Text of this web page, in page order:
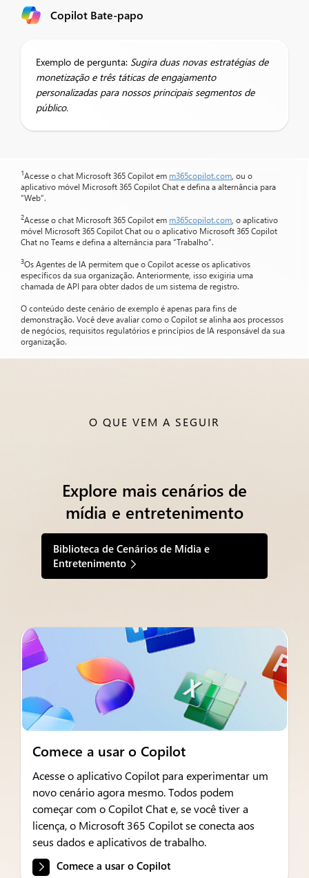
Copilot Bate-papo
Exemplo de pergunta: Sugira duas novas estratégias de
monetização e três táticas de engajamento
personalizadas para nossos principais segmentos de
público.
1Acesse o chat Microsoft 365 Copilot em m365copilot.com , ou o
aplicativo móvel Microsoft 365 Copilot Chat e defina a alternância para
“Web”.
2Acesse o chat Microsoft 365 Copilot em m365copilot.com , o aplicativo
móvel Microsoft 365 Copilot Chat ou o aplicativo Microsoft 365 Copilot
Chat no Teams e defina a alternância para “Trabalho”.
3Os Agentes de IA permitem que o Copilot acesse os aplicativos
específicos da sua organização. Anteriormente, isso exigiria uma
chamada de API para obter dados de um sistema de registro.
O conteúdo deste cenário de exemplo é apenas para fins de
demonstração. Você deve avaliar como o Copilot se alinha aos processos
de negócios, requisitos regulatórios e princípios de IA responsável da sua
organização.
O QUE VEM A SEGUIR
Explore mais cenários de
mídia e entretenimento
Biblioteca de Cenários de Mídia e
Entretenimento
Comece a usar o Copilot
Acesse o aplicativo Copilot para experimentar um
novo cenário agora mesmo. Todos podem
começar com o Copilot Chat e, se você tiver a
licença, o Microsoft 365 Copilot se conecta aos
seus dados e aplicativos de trabalho.
Comece a usar o Copilot